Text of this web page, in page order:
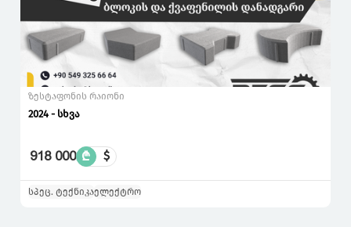
ზესტაფონის რაიონი
2024 - სხვა
918 000 ₾ $
სპეც. ტექნიკაელექტრო